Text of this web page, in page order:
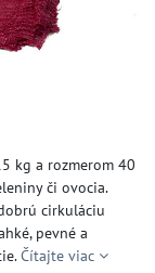
kg a rozmerom 40
či ovocia.
cirkuláciu
pevné a
Čítajte viac